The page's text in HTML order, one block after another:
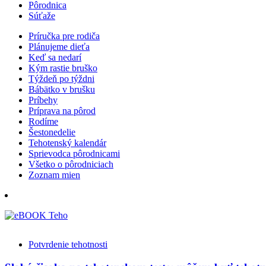
Pôrodnica
Súťaže
Príručka pre rodiča
Plánujeme dieťa
Keď sa nedarí
Kým rastie bruško
Týždeň po týždni
Bábätko v brušku
Príbehy
Príprava na pôrod
Rodíme
Šestonedelie
Tehotenský kalendár
Sprievodca pôrodnicami
Všetko o pôrodniciach
Zoznam mien
Potvrdenie tehotnosti